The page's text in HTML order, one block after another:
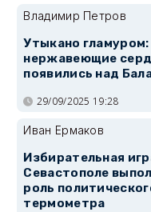
Владимир Петров
Утыкано гламуром:
нержавеющие
появились над
29/09/2025 19:28
Иван Ермаков
Избирательная
Севастополе
роль
термометра